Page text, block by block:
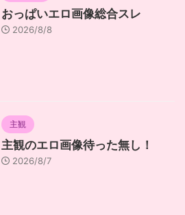
おっぱいエロ画像総合スレ
2026/8/8
主観
主観のエロ画像待った無し！
2026/8/7